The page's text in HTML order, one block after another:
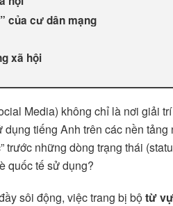
của cư dân mạng
xã hội
Media) không chỉ là nơi giải
tiếng Anh trên các nền tảng
trước những dòng trạng thái
quốc tế sử dụng?
sôi động, việc trang bị bộtừ